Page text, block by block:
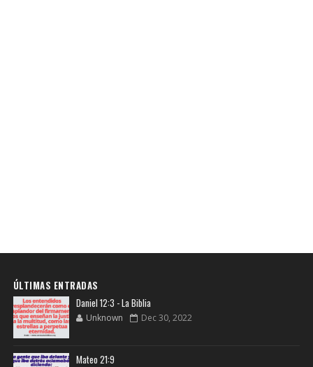
ÚLTIMAS ENTRADAS
Daniel 12:3 - La Biblia
Unknown Dec 30, 2022
Mateo 21:9